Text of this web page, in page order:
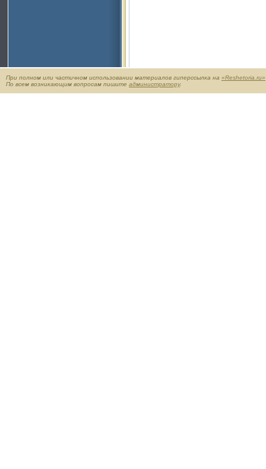
При полном или частичном использовании материалов гиперссылка на «Reshetoria.ru»
По всем возникающим вопросам пишите администратору.